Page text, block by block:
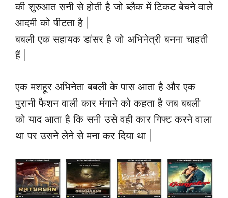
की शुरुआत सनी से होती है जो ब्लैक में टिकट बेचने वाले
आदमी को पीटता है |
बबली एक सहायक डांसर है जो अभिनेत्री बनना चाहती
हैं |
एक मशहूर अभिनेता बबली के पास आता है और एक
पुरानी फैशन वाली कार मंगाने को कहता है जब बबली
को याद आता है कि सनी उसे वही कार गिफ्ट करने वाला
था पर उसने लेने से मना कर दिया था |